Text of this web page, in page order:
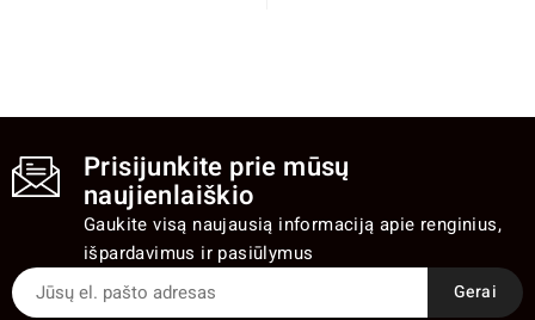
Prisijunkite prie mūsų
naujienlaiškio
Gaukite visą naujausią informaciją apie renginius,
išpardavimus ir pasiūlymus